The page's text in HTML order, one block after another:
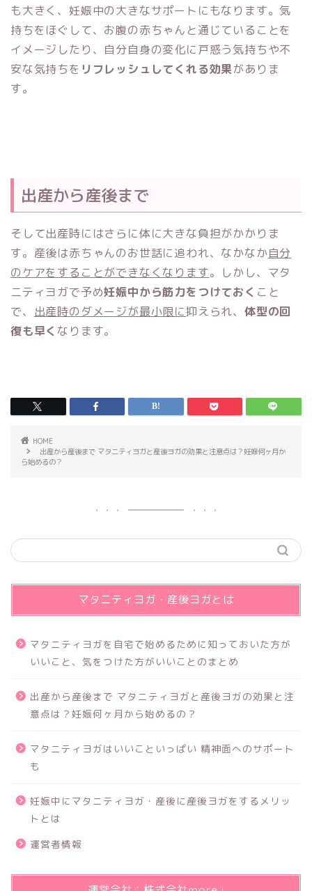
も大きく、妊娠中の大きなサポートにもなります。気
持ちをほぐして、お腹の赤ちゃんと通じていることを
イメージしたり、自分自身の変化に戸惑う気持ちや不
安な気持ちを リフレッシュしてくれる効果がありま
す。
出産から産後まで
そして出産時にはさらに体に大きな負担がかかりま
す。産後は赤ちゃんのお世話に追われ、なかなか自分
のケアをすることができなくなります。しかし、マタ
ニティヨガで予め妊娠中から筋力をつけておく こと
で、
出産時のダメージが最小限に抑えられ、体型の回
復も早く なります。
HOME
出産から産後まで マタニティヨガと産後ヨガの効果と注意点は？妊娠何ヶ月か
ら始めるの？
マタニティヨガ・産後ヨガとは
マタニティヨガを自宅で始めるために知っておいた方が
いいこと、気をつけた方がいいことのまとめ
出産から産後まで マタニティヨガと産後ヨガの効果と注
意点は？妊娠何ヶ月から始めるの？
マタニティヨガはいいこといっぱい 精神面へのサポート
も
妊娠中にマタニティヨガ・産後に産後ヨガをするメリッ
トとは
運営者情報